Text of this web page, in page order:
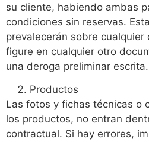
su cliente, habiendo ambas
condiciones sin reservas.
prevalecerán sobre cualquier
figure en cualquier otro
una deroga preliminar escrita.
Productos
Las fotos y fichas técnicas o
los productos, no entran
contractual. Si hay errores,